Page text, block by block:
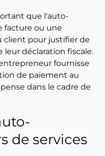
que l'auto-
facture ou une
client pour justifier de
leur déclaration fiscale.
fournisse
de paiement au
dans le cadre de
de services